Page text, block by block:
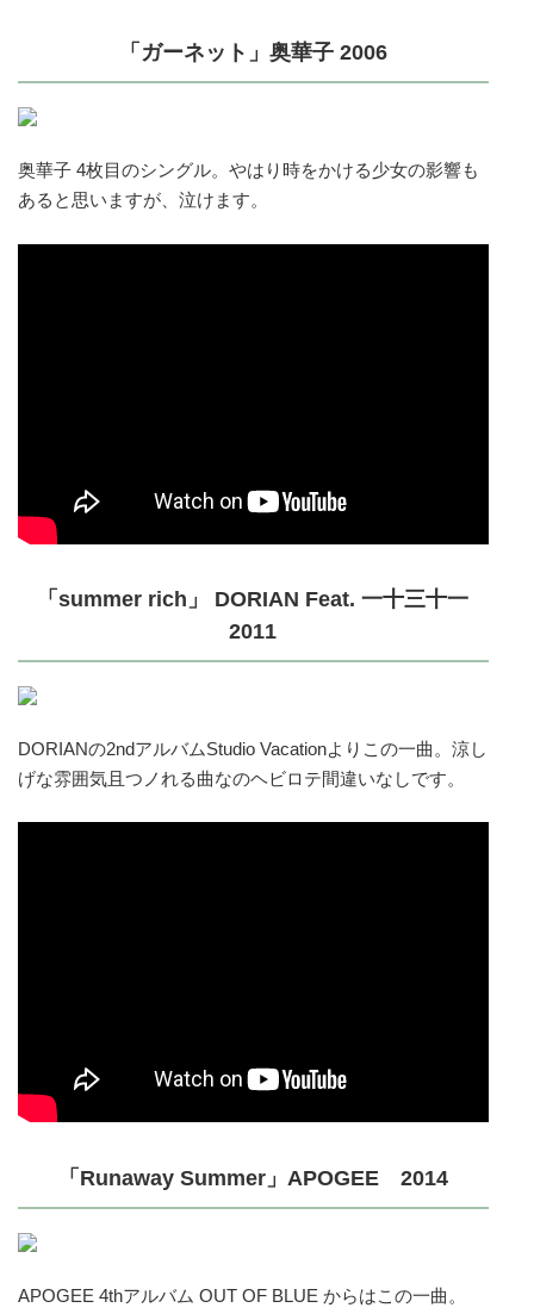
「ガーネット」奥華子 2006
奥華子 4枚目のシングル。やはり時をかける少女の影響も
あると思いますが、泣けます。
「summer rich」 DORIAN Feat. 一十三十一
2011
DORIANの2ndアルバムStudio Vacationよりこの一曲。涼し
げな雰囲気且つノれる曲なのヘビロテ間違いなしです。
「Runaway Summer」APOGEE 2014
APOGEE 4thアルバム OUT OF BLUE からはこの一曲。